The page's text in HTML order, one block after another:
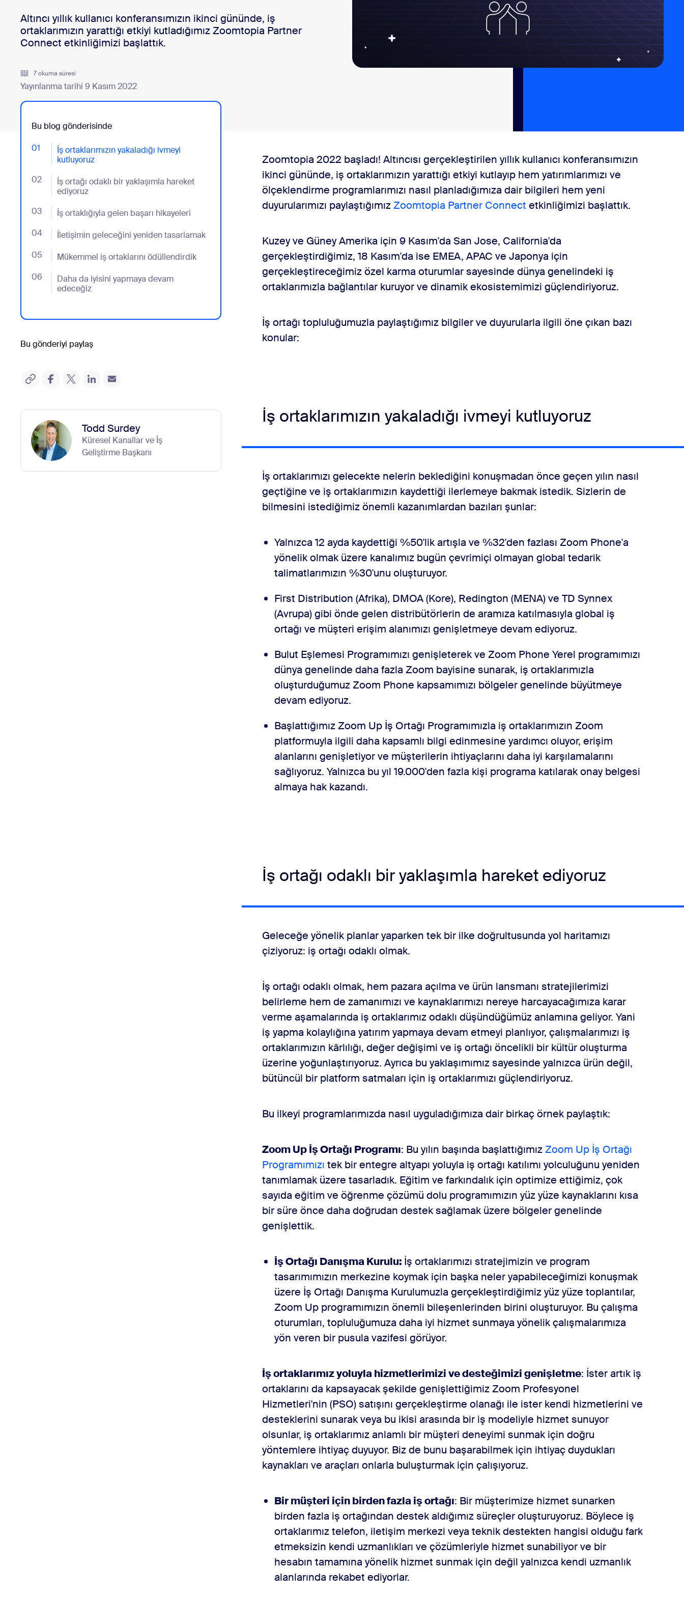
Uygulamalar ve Entegrasyonlar
Bonsai
Masaüstüne yükleyin
İndirme Merkezi +1.888.799.9666
Altıncı yıllık kullanıcı konferansımızın ikinci gününde, iş
ortaklarımızın yarattığı etkiyi kutladığımız Zoomtopia Partner
Connect etkinliğimizi başlattık.
7 okuma süresi
Yayınlanma tarihi 9 Kasım 2022
Bu blog gönderisinde
01
İş ortaklarımızın yakaladığı ivmeyi
kutluyoruz
- Jumplink to İş ortaklarımızın yakaladığı ivmeyi kutluyoruz
02
İş ortağı odaklı bir yaklaşımla hareket
ediyoruz
- Jumplink to İş ortağı odaklı bir yaklaşımla hareket ediyoruz
03 İş ortaklığıyla gelen başarı hikayeleri
- Jumplink to İş ortaklığıyla gelen başarı hikayeleri
04 İletişimin geleceğini yeniden tasarlamak
- Jumplink to İletişimin geleceğini yeniden tasarlamak
05 Mükemmel iş ortaklarını ödüllendirdik
- Jumplink to Mükemmel iş ortaklarını ödüllendirdik
06
Daha da iyisini yapmaya devam
edeceğiz
- Jumplink to Daha da iyisini yapmaya devam edeceğiz
Bu gönderiyi paylaş
Todd Surdey
Küresel Kanallar ve İş
Geliştirme Başkanı
Zoomtopia 2022 başladı! Altıncısı gerçekleştirilen yıllık kullanıcı konferansımızın
ikinci gününde, iş ortaklarımızın yarattığı etkiyi kutlayıp hem yatırımlarımızı ve
ölçeklendirme programlarımızı nasıl planladığımıza dair bilgileri hem yeni
duyurularımızı paylaştığımızZoomtopia Partner Connect etkinliğimizi başlattık.
Kuzey ve Güney Amerika için 9 Kasım'da San Jose, California'da
gerçekleştirdiğimiz, 18 Kasım'da ise EMEA, APAC ve Japonya için
gerçekleştireceğimiz özel karma oturumlar sayesinde dünya genelindeki iş
ortaklarımızla bağlantılar kuruyor ve dinamik ekosistemimizi güçlendiriyoruz.
İş ortağı topluluğumuzla paylaştığımız bilgiler ve duyurularla ilgili öne çıkan bazı
konular:
İş ortaklarımızın yakaladığı ivmeyi kutluyoruz
İş ortaklarımızı gelecekte nelerin beklediğini konuşmadan önce geçen yılın nasıl
geçtiğine ve iş ortaklarımızın kaydettiği ilerlemeye bakmak istedik. Sizlerin de
bilmesini istediğimiz önemli kazanımlardan bazıları şunlar:
Yalnızca 12 ayda kaydettiği %50'lik artışla ve %32'den fazlası Zoom Phone'a
yönelik olmak üzere kanalımız bugün çevrimiçi olmayan global tedarik
talimatlarımızın %30'unu oluşturuyor.
First Distribution (Afrika), DMOA (Kore), Redington (MENA) ve TD Synnex
(Avrupa) gibi önde gelen distribütörlerin de aramıza katılmasıyla global iş
ortağı ve müşteri erişim alanımızı genişletmeye devam ediyoruz.
Bulut Eşlemesi Programımızı genişleterek ve Zoom Phone Yerel programımızı
dünya genelinde daha fazla Zoom bayisine sunarak, iş ortaklarımızla
oluşturduğumuz Zoom Phone kapsamımızı bölgeler genelinde büyütmeye
devam ediyoruz.
Başlattığımız Zoom Up İş Ortağı Programımızla iş ortaklarımızın Zoom
platformuyla ilgili daha kapsamlı bilgi edinmesine yardımcı oluyor, erişim
alanlarını genişletiyor ve müşterilerin ihtiyaçlarını daha iyi karşılamalarını
sağlıyoruz. Yalnızca bu yıl 19.000'den fazla kişi programa katılarak onay belgesi
almaya hak kazandı.
İş ortağı odaklı bir yaklaşımla hareket ediyoruz
Geleceğe yönelik planlar yaparken tek bir ilke doğrultusunda yol haritamızı
çiziyoruz: iş ortağı odaklı olmak.
İş ortağı odaklı olmak, hem pazara açılma ve ürün lansmanı stratejilerimizi
belirleme hem de zamanımızı ve kaynaklarımızı nereye harcayacağımıza karar
verme aşamalarında iş ortaklarımız odaklı düşündüğümüz anlamına geliyor. Yani
iş yapma kolaylığına yatırım yapmaya devam etmeyi planlıyor, çalışmalarımızı iş
ortaklarımızın kârlılığı, değer değişimi ve iş ortağı öncelikli bir kültür oluşturma
üzerine yoğunlaştırıyoruz. Ayrıca bu yaklaşımımız sayesinde yalnızca ürün değil,
bütüncül bir platform satmaları için iş ortaklarımızı güçlendiriyoruz.
Bu ilkeyi programlarımızda nasıl uyguladığımıza dair birkaç örnek paylaştık:
Zoom Up İş Ortağı Programı: Bu yılın başında başlattığımızZoom Up İş Ortağı
Programımızı tek bir entegre altyapı yoluyla iş ortağı katılımı yolculuğunu yeniden
tanımlamak üzere tasarladık. Eğitim ve farkındalık için optimize ettiğimiz, çok
sayıda eğitim ve öğrenme çözümü dolu programımızın yüz yüze kaynaklarını kısa
bir süre önce daha doğrudan destek sağlamak üzere bölgeler genelinde
genişlettik.
İş Ortağı Danışma Kurulu: İş ortaklarımızı stratejimizin ve program
tasarımımızın merkezine koymak için başka neler yapabileceğimizi konuşmak
üzere İş Ortağı Danışma Kurulumuzla gerçekleştirdiğimiz yüz yüze toplantılar,
Zoom Up programımızın önemli bileşenlerinden birini oluşturuyor. Bu çalışma
oturumları, topluluğumuza daha iyi hizmet sunmaya yönelik çalışmalarımıza
yön veren bir pusula vazifesi görüyor.
İş ortaklarımız yoluyla hizmetlerimizi ve desteğimizi genişletme: İster artık iş
ortaklarını da kapsayacak şekilde genişlettiğimiz Zoom Profesyonel
Hizmetleri'nin (PSO) satışını gerçekleştirme olanağı ile ister kendi hizmetlerini ve
desteklerini sunarak veya bu ikisi arasında bir iş modeliyle hizmet sunuyor
olsunlar, iş ortaklarımız anlamlı bir müşteri deneyimi sunmak için doğru
yöntemlere ihtiyaç duyuyor. Biz de bunu başarabilmek için ihtiyaç duydukları
kaynakları ve araçları onlarla buluşturmak için çalışıyoruz.
Bir müşteri için birden fazla iş ortağı: Bir müşterimize hizmet sunarken
birden fazla iş ortağından destek aldığımız süreçler oluşturuyoruz. Böylece iş
ortaklarımız telefon, iletişim merkezi veya teknik destekten hangisi olduğu fark
etmeksizin kendi uzmanlıkları ve çözümleriyle hizmet sunabiliyor ve bir
hesabın tamamına yönelik hizmet sunmak için değil yalnızca kendi uzmanlık
alanlarında rekabet ediyorlar.